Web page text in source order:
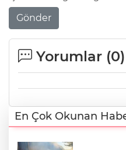
Gönder
Yorumlar (0)
En Çok Okunan